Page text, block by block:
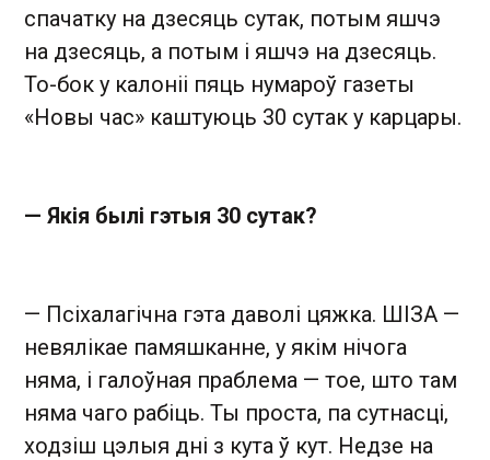
спачатку на дзесяць сутак, потым яшчэ
на дзесяць, а потым і яшчэ на дзесяць.
То-бок у калоніі пяць нумароў газеты
«Новы час» каштуюць 30 сутак у карцары.
— Якія былі гэтыя 30 сутак?
— Псіхалагічна гэта даволі цяжка. ШІЗА —
невялікае памяшканне, у якім нічога
няма, і галоўная праблема — тое, што там
няма чаго рабіць. Ты проста, па сутнасці,
ходзіш цэлыя дні з кута ў кут. Недзе на